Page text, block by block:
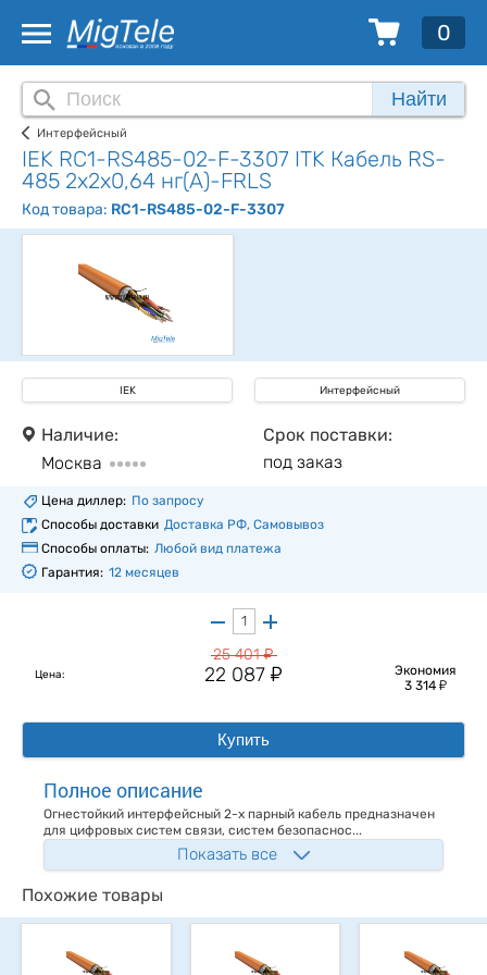
0
Найти
Интерфейсный
IEK RC1-RS485-02-F-3307 ITK Кабель RS-
485 2х2х0,64 нг(А)-FRLS
Код товара: RC1-RS485-02-F-3307
IEK Интерфейсный
Наличие:
Москва
Срок поставки:
под заказ
Цена диллер: По запросу
Способы доставки Доставка РФ, Самовывоз
Способы оплаты: Любой вид платежа
Гарантия: 12 месяцев
Цена:
25 401у
22 087у
Экономия
3 314 у
Купить
Полное описание
Огнестойкий интерфейсный 2-х парный кабель предназначен
для цифровых систем связи, систем безопаснос...
Показать все
Похожие товары